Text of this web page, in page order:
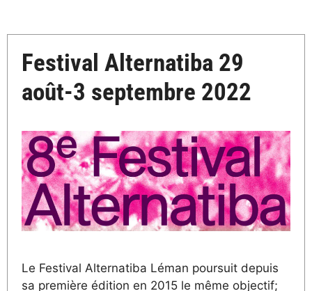
Festival Alternatiba 29
août-3 septembre 2022
Le Festival Alternatiba Léman poursuit depuis
sa première édition en 2015 le même objectif;